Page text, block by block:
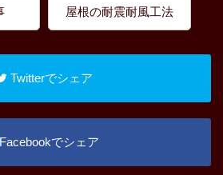
屋根の耐震耐風工法
Twitterでシェア
Facebookでシェア